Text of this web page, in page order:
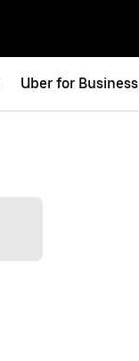
Uber for Business